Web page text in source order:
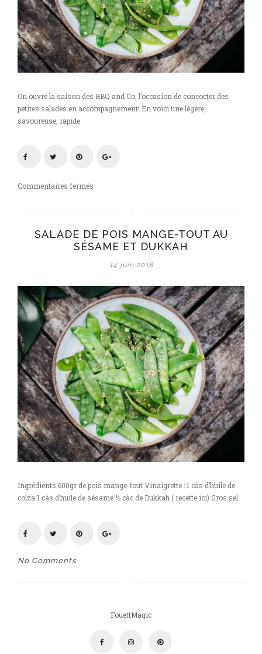
On ouvre la saison des BBQ and Co, l’occasion de concocter des
petites salades en accompagnement! En voici une légère,
savoureuse, rapide
Commentaires fermés
mange-
tout
sésame
dukkah
SALADE DE POIS MANGE-TOUT AU
SÉSAME ET DUKKAH
14 juin 2018
Ingrédients 600gr de pois mange-tout Vinaigrette : 1 càs d’huile de
colza 1 càs d’huile de sésame ½ càc de Dukkah ( recette ici) Gros sel
No Comments
FouettMagic